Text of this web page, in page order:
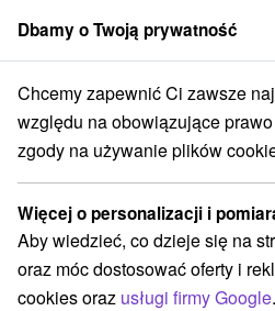
członek grupySorger
Stredné Slovensko Žilinský kraj
Penzión ROYAL
Bytča
Zarezerwuj
Dbamy o Twoją prywatność
Chcemy zapewnić Ci zawsze
względu na obowiązujące
zgody na używanie plików
Więcej o personalizacji i
Aby wiedzieć, co dzieje się na
oraz móc dostosować oferty i
cookies oraz usługi firmy Google.